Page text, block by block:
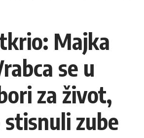
Majka
se u
za život,
stisnuli zube